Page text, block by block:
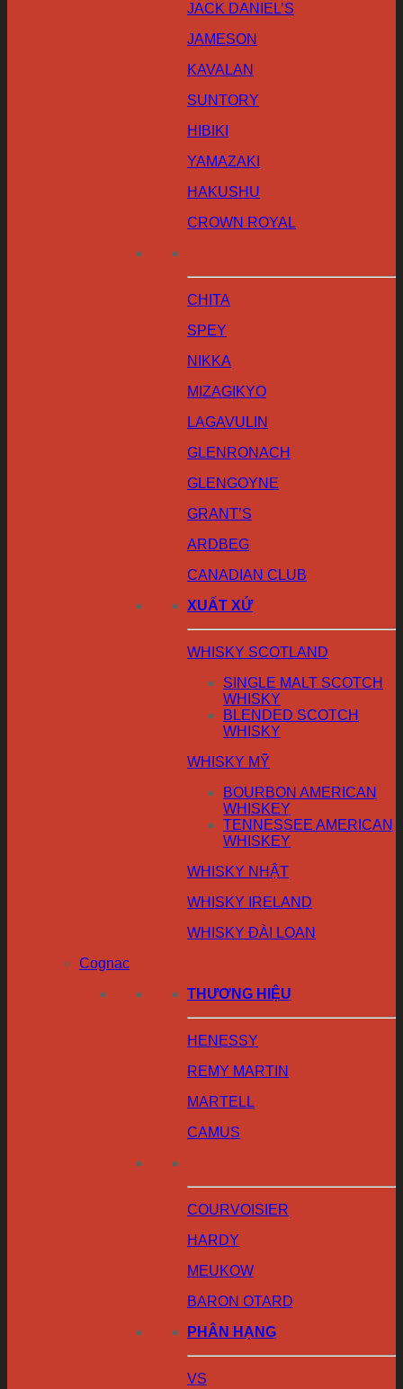
JACK DANIEL’S
JAMESON
KAVALAN
SUNTORY
HIBIKI
YAMAZAKI
HAKUSHU
CROWN ROYAL
CHITA
SPEY
NIKKA
MIZAGIKYO
LAGAVULIN
GLENRONACH
GLENGOYNE
GRANT’S
ARDBEG
CANADIAN CLUB
XUẤT XỨ
WHISKY SCOTLAND
SINGLE MALT SCOTCH
WHISKY
BLENDED SCOTCH
WHISKY
WHISKY MỸ
BOURBON AMERICAN
WHISKEY
TENNESSEE AMERICAN
WHISKEY
WHISKY NHẬT
WHISKY IRELAND
WHISKY ĐÀI LOAN
Cognac
THƯƠNG HIỆU
HENESSY
REMY MARTIN
MARTELL
CAMUS
COURVOISIER
HARDY
MEUKOW
BARON OTARD
PHÂN HẠNG
VS